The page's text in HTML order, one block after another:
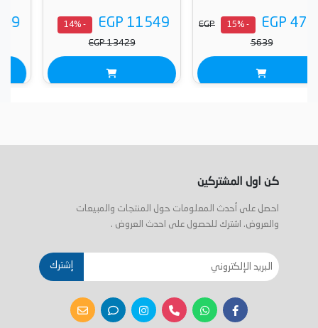
EGP
EGP 11549
EGP 11999
كن اول المشتركين
احصل على أحدث المعلومات حول المنتجات والمبيعات
والعروض. اشترك للحصول على احدث العروض .
إشترك